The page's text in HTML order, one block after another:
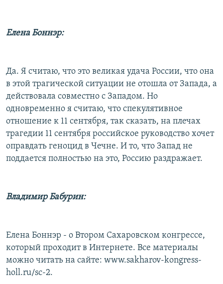
Елена Боннэр:
Да. Я считаю, что это великая удача России, что она
в этой трагической ситуации не отошла от Запада, а
действовала совместно с Западом. Но
одновременно я считаю, что спекулятивное
отношение к 11 сентября, так сказать, на плечах
трагедии 11 сентября российское руководство хочет
оправдать геноцид в Чечне. И то, что Запад не
поддается полностью на это, Россию раздражает.
Владимир Бабурин:
Елена Боннэр - о Втором Сахаровском конгрессе,
который проходит в Интернете. Все материалы
можно читать на сайте: www.sakharov-kongress-
holl.ru/sc-2.